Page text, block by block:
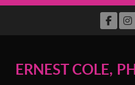
ERNEST COLE,